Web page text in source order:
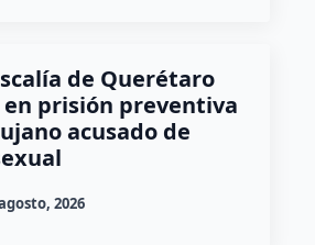
de Querétaro
prisión preventiva
acusado de
2026